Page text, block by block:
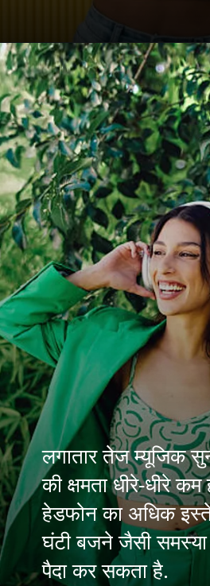
लगातार तेज म्यूजिक
की क्षमता धीरे-धीरे
हेडफोन का अधिक
घंटी बजने जैसी
पैदा कर सकता है.